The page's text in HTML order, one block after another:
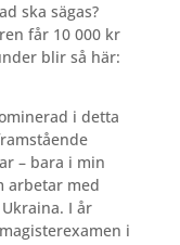
ska sägas?
får 10 000 kr
blir så här:
i detta
– bara i min
arbetar med
I år
i